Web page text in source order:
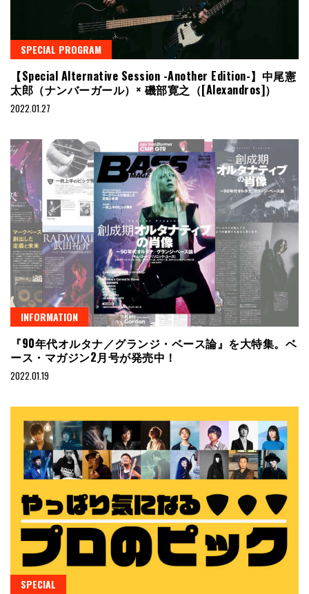
SPECIAL PROGRAM
【Special Alternative Session -Another Edition-】中尾憲
太郎（ナンバーガール）× 磯部寛之（[Alexandros]）
2022.01.27
INFORMATION
『90年代オルタナ／グランジ・ベース論』を大特集。ベ
ース・マガジン2月号が発売中！
2022.01.19
SPECIAL